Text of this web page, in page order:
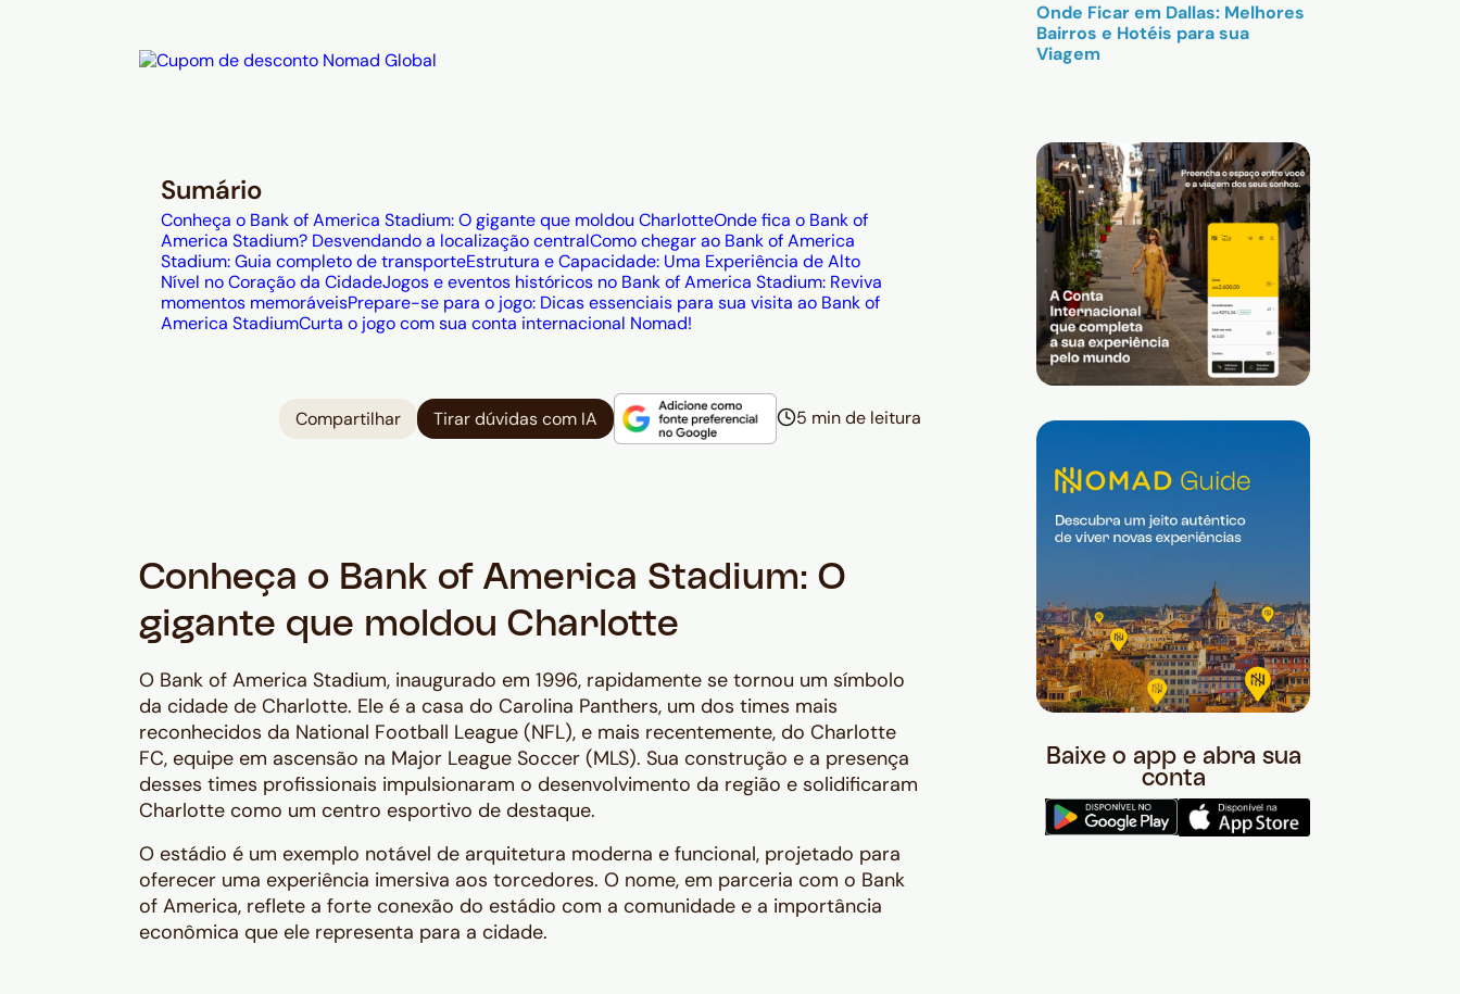
Sumário
Conheça o Bank of America Stadium: O gigante que moldou CharlotteOnde fica o Bank of
America Stadium? Desvendando a localização centralComo chegar ao Bank of America
Stadium: Guia completo de transporteEstrutura e Capacidade: Uma Experiência de Alto
Nível no Coração da CidadeJogos e eventos históricos no Bank of America Stadium: Reviva
momentos memoráveisPrepare-se para o jogo: Dicas essenciais para sua visita ao Bank of
America StadiumCurta o jogo com sua conta internacional Nomad!
Compartilhar Tirar dúvidas com IA 5 min de leitura
Conheça o Bank of America Stadium: O
gigante que moldou Charlotte
O Bank of America Stadium, inaugurado em 1996, rapidamente se tornou um símbolo
da cidade de Charlotte. Ele é a casa do Carolina Panthers, um dos times mais
reconhecidos da National Football League (NFL), e mais recentemente, do Charlotte
FC, equipe em ascensão na Major League Soccer (MLS). Sua construção e a presença
desses times profissionais impulsionaram o desenvolvimento da região e solidificaram
Charlotte como um centro esportivo de destaque.
O estádio é um exemplo notável de arquitetura moderna e funcional, projetado para
oferecer uma experiência imersiva aos torcedores. O nome, em parceria com o Bank
of America, reflete a forte conexão do estádio com a comunidade e a importância
econômica que ele representa para a cidade.
Onde Ficar em Dallas: Melhores
Bairros e Hotéis para sua
Viagem
Baixe o app e abra sua
conta